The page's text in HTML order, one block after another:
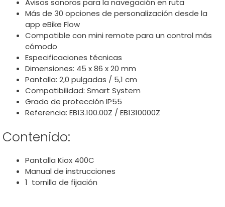
Avisos sonoros para la navegación en ruta
Más de 30 opciones de personalización desde la
app eBike Flow
Compatible con mini remote para un control más
cómodo
Especificaciones técnicas
Dimensiones: 45 x 86 x 20 mm
Pantalla: 2,0 pulgadas / 5,1 cm
Compatibilidad: Smart System
Grado de protección IP55
Referencia: EB13.100.00Z / EB1310000Z
Contenido:
Pantalla Kiox 400C
Manual de instrucciones
1 tornillo de fijación